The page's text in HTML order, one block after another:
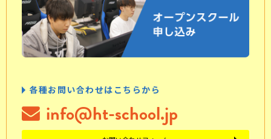
各種お問い合わせはこちらから
info@ht-school.jp